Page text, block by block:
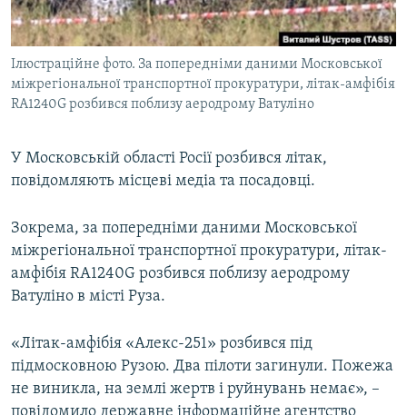
ПОДКАСТИ
КРИМ РЕАЛІЇ
РУС
КТАТ
Ілюстраційне фото. За попередніми даними Московської
міжрегіональної транспортної прокуратури, літак-амфібія
RA1240G розбився поблизу аеродрому Ватуліно
У Московській області Росії розбився літак,
повідомляють місцеві медіа та посадовці.
Зокрема, за попередніми даними Московської
міжрегіональної транспортної прокуратури, літак-
амфібія RA1240G розбився поблизу аеродрому
Ватуліно в місті Руза.
«Літак-амфібія «Алекс-251» розбився під
підмосковною Рузою. Два пілоти загинули. Пожежа
не виникла, на землі жертв і руйнувань немає», –